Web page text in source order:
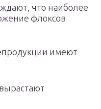
что наиболее
флоксов
имеют